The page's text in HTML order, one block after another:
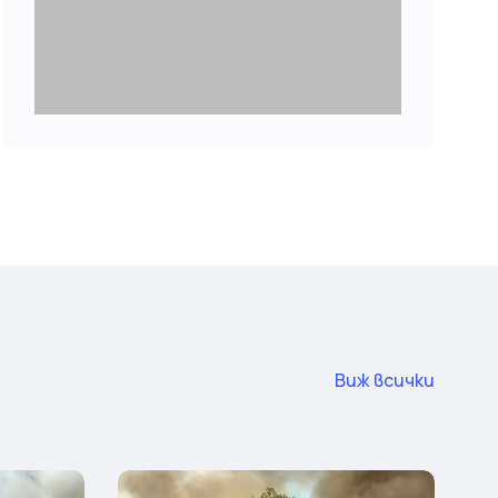
Виж всички